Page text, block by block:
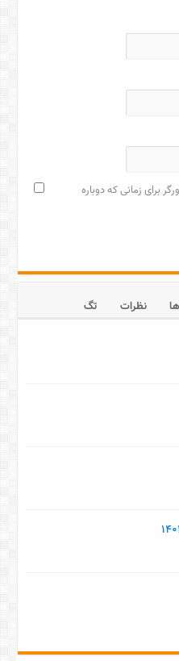
برای زمانی که دوباره
نظرات تگ